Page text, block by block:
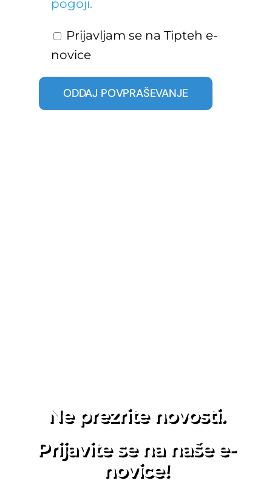
pogoji.
Prijavljam se na Tipteh e-
novice
Ne prezrite novosti.
Prijavite se na naše e-
novice!